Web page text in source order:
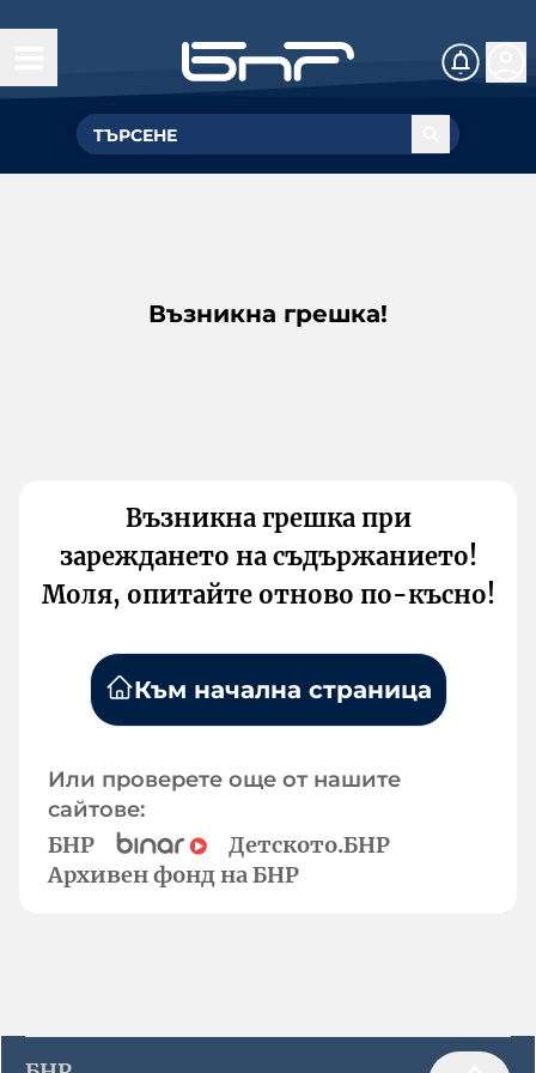
Възникна грешка!
Възникна грешка при
зареждането на съдържанието!
Моля, опитайте отново по-късно!
Към начална страница
Или проверете още от нашите
сайтове:
БНР
Детското.БНР
Архивен фонд на БНР